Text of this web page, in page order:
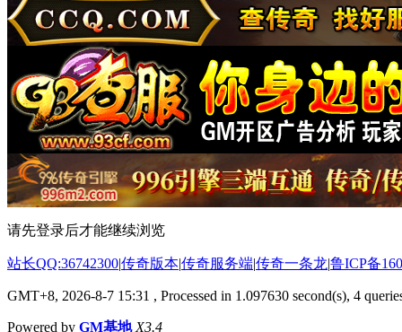
请先登录后才能继续浏览
站长QQ:36742300|传奇版本|传奇服务端|传奇一条龙|鲁ICP备
GMT+8, 2026-8-7 15:31 , Processed in 1.097630 second(s), 4
Powered by GM基地 X3.4